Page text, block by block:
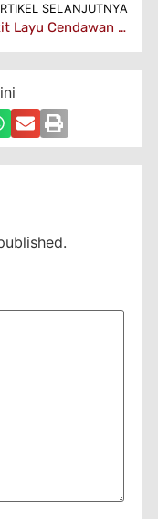
SELANJUTNYA
Penyakit Layu Cendawan Pada Tanaman